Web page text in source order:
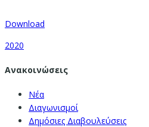
Download
2020
Ανακοινώσεις
Νέα
Διαγωνισμοί
Δημόσιες Διαβουλεύσεις